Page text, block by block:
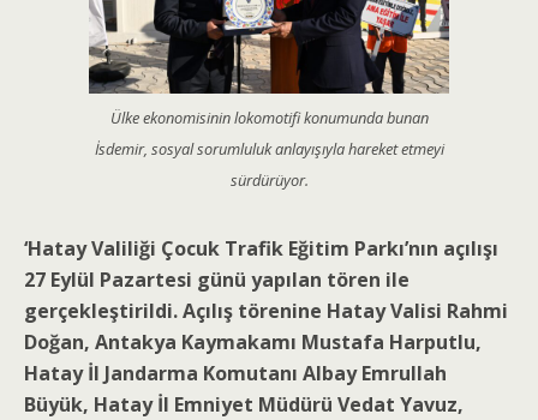
Ülke ekonomisinin lokomotifi konumunda bunan
İsdemir, sosyal sorumluluk anlayışıyla hareket etmeyi
sürdürüyor.
‘Hatay Valiliği Çocuk Trafik Eğitim Parkı’nın açılışı
27 Eylül Pazartesi günü yapılan tören ile
gerçekleştirildi. Açılış törenine Hatay Valisi Rahmi
Doğan, Antakya Kaymakamı Mustafa Harputlu,
Hatay İl Jandarma Komutanı Albay Emrullah
Büyük, Hatay İl Emniyet Müdürü Vedat Yavuz,